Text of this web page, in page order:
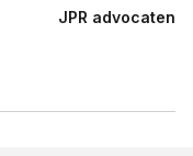
JPR advocaten